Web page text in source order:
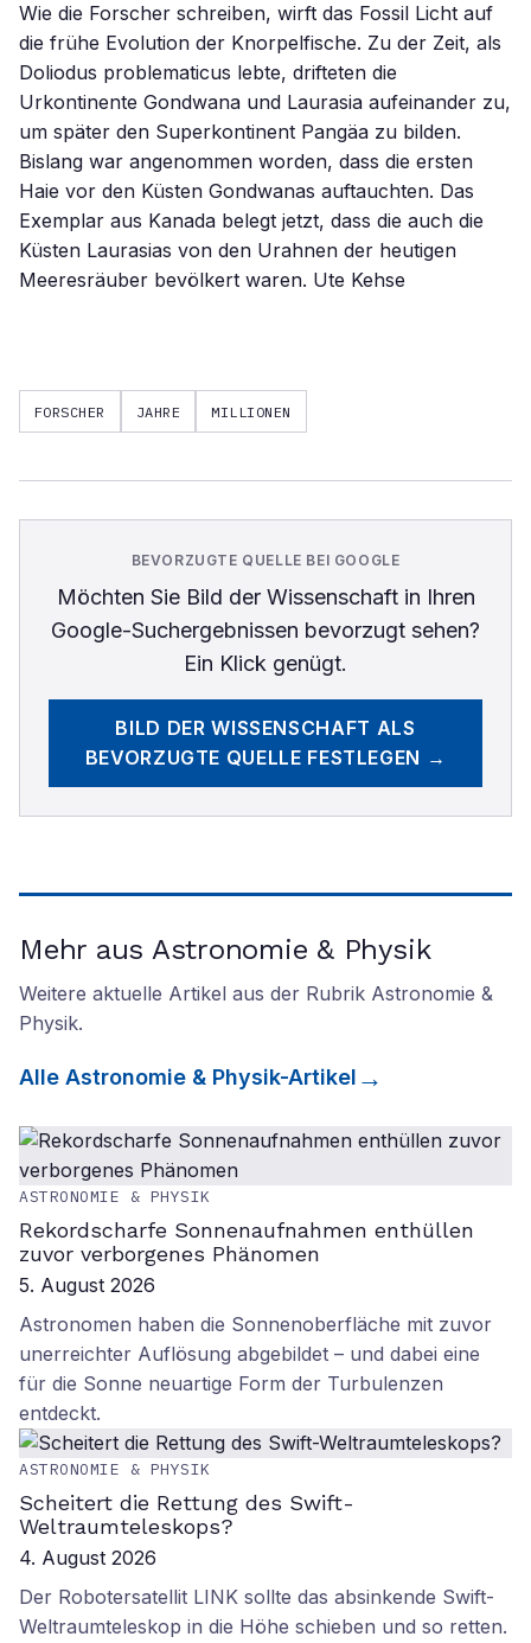
Wie die Forscher schreiben, wirft das Fossil Licht auf
die frühe Evolution der Knorpelfische. Zu der Zeit, als
Doliodus problematicus lebte, drifteten die
Urkontinente Gondwana und Laurasia aufeinander zu,
um später den Superkontinent Pangäa zu bilden.
Bislang war angenommen worden, dass die ersten
Haie vor den Küsten Gondwanas auftauchten. Das
Exemplar aus Kanada belegt jetzt, dass die auch die
Küsten Laurasias von den Urahnen der heutigen
Meeresräuber bevölkert waren. Ute Kehse
FORSCHER JAHRE MILLIONEN
BEVORZUGTE QUELLE BEI GOOGLE
Möchten Sie Bild der Wissenschaftin Ihren
Google-Suchergebnissen bevorzugt sehen?
Ein Klick genügt.
BILD DER WISSENSCHAFT ALS
BEVORZUGTE QUELLE FESTLEGEN →
Mehr aus Astronomie & Physik
Weitere aktuelle Artikel aus der Rubrik Astronomie &
Physik.
Alle Astronomie & Physik-Artikel
ASTRONOMIE & PHYSIK
Rekordscharfe Sonnenaufnahmen enthüllen
zuvor verborgenes Phänomen
5. August 2026
Astronomen haben die Sonnenoberfläche mit zuvor
unerreichter Auflösung abgebildet – und dabei eine
für die Sonne neuartige Form der Turbulenzen
entdeckt.
ASTRONOMIE & PHYSIK
Scheitert die Rettung des Swift-
Weltraumteleskops?
4. August 2026
Der Robotersatellit LINK sollte das absinkende Swift-
Weltraumteleskop in die Höhe schieben und so retten.